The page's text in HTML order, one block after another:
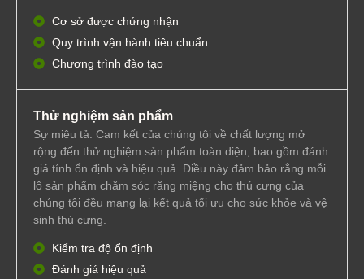
Cơ sở được chứng nhận
Quy trình vận hành tiêu chuẩn
Chương trình đào tạo
Thử nghiệm sản phẩm
Sự miêu tả: Cam kết của chúng tôi về chất lượng mở
rộng đến thử nghiệm sản phẩm toàn diện, bao gồm đánh
giá tính ổn định và hiệu quả. Điều này đảm bảo rằng mỗi
lô sản phẩm chăm sóc răng miệng cho thú cưng của
chúng tôi đều mang lại kết quả tối ưu cho sức khỏe và vệ
sinh thú cưng.
Kiểm tra độ ổn định
Đánh giá hiệu quả